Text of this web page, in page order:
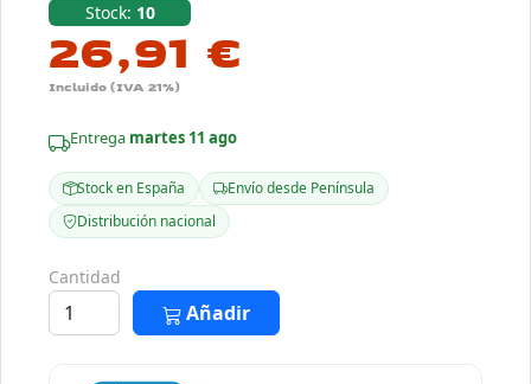
Stock: 10
26,91 €
Incluido (IVA 21%)
Entrega martes 11 ago
Stock en España
Envío desde Península
Distribución nacional
Cantidad
Añadir